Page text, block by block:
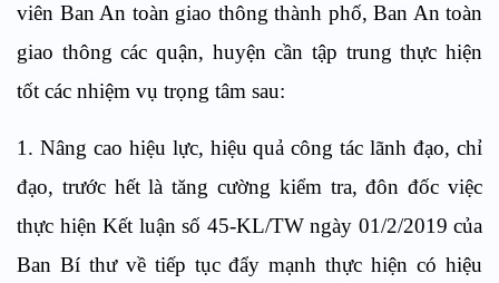
viên Ban An toàn giao thông thành phố, Ban An toàn
giao thông các quận, huyện cần tập trung thực hiện
tốt các nhiệm vụ trọng tâm sau:
1. Nâng cao hiệu lực, hiệu quả công tác lãnh đạo, chỉ
đạo, trước hết là tăng cường kiểm tra, đôn đốc việc
thực hiện Kết luận số 45-KL/TW ngày 01/2/2019 của
Ban Bí thư về tiếp tục đẩy mạnh thực hiện có hiệu